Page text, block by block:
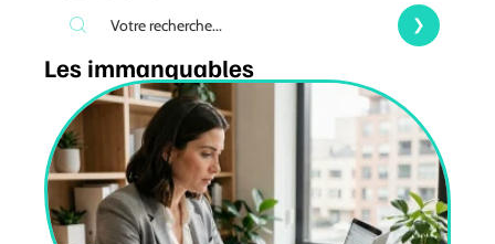
Les immanquables